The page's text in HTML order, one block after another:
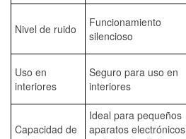
Nivel de ruido
Funcionamiento
silencioso
Uso en
interiores
Seguro para uso en
interiores
Capacidad de
Ideal para pequeños
aparatos electrónicos